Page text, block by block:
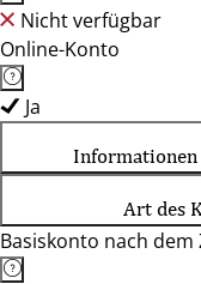
Nicht verfügbar
Online-Konto
Ja
Art des
Basiskonto nach dem